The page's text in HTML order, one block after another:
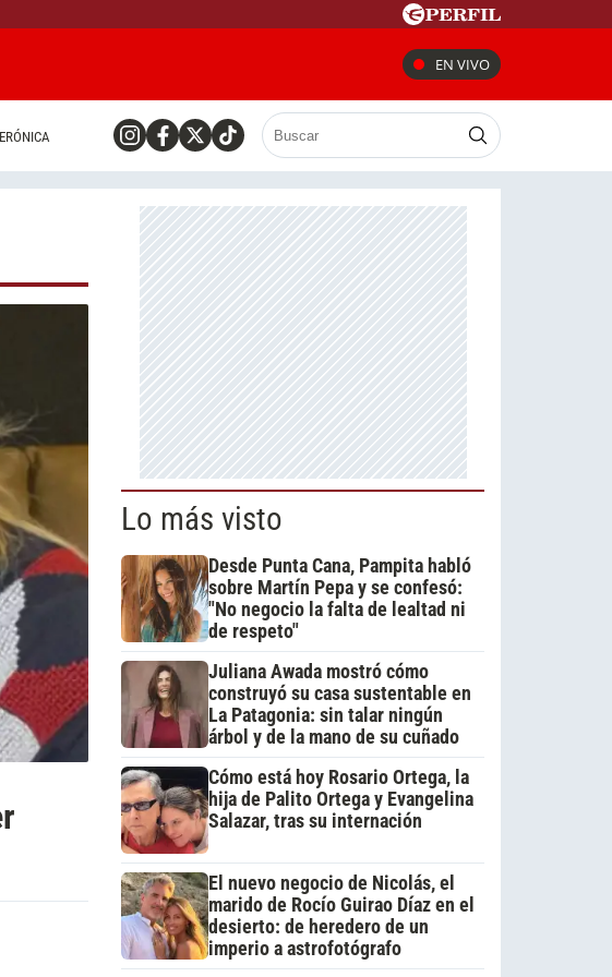
EN VIVO
Lo más visto
Desde Punta Cana, Pampita habló
sobre Martín Pepa y se confesó:
"No negocio la falta de lealtad ni
de respeto"
Juliana Awada mostró cómo
construyó su casa sustentable en
La Patagonia: sin talar ningún
árbol y de la mano de su cuñado
Cómo está hoy Rosario Ortega, la
hija de Palito Ortega y Evangelina
Salazar, tras su internación
El nuevo negocio de Nicolás, el
marido de Rocío Guirao Díaz en el
desierto: de heredero de un
imperio a astrofotógrafo